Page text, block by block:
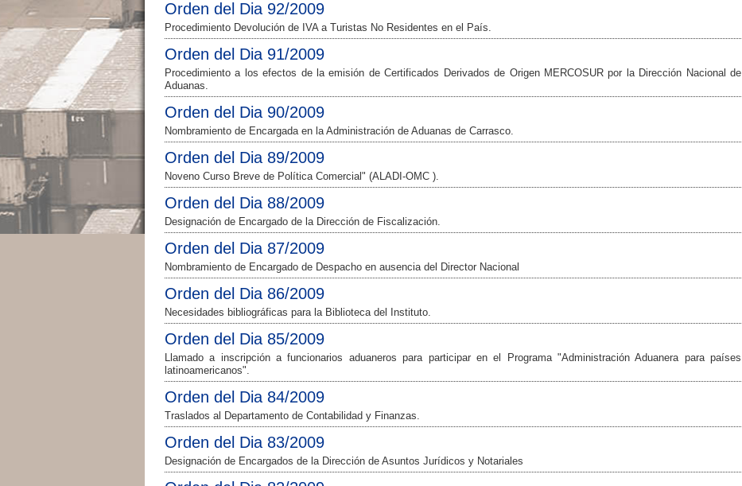
Orden del Dia 92/2009
Procedimiento Devolución de IVA a Turistas No Residentes en el País.
Orden del Dia 91/2009
Procedimiento a los efectos de la emisión de Certificados Derivados de Origen MERCOSUR por la Dirección Nacional de
Aduanas.
Orden del Dia 90/2009
Nombramiento de Encargada en la Administración de Aduanas de Carrasco.
Orden del Dia 89/2009
Noveno Curso Breve de Política Comercial" (ALADI-OMC ).
Orden del Dia 88/2009
Designación de Encargado de la Dirección de Fiscalización.
Orden del Dia 87/2009
Nombramiento de Encargado de Despacho en ausencia del Director Nacional
Orden del Dia 86/2009
Necesidades bibliográficas para la Biblioteca del Instituto.
Orden del Dia 85/2009
Llamado a inscripción a funcionarios aduaneros para participar en el Programa "Administración Aduanera para países
latinoamericanos".
Orden del Dia 84/2009
Traslados al Departamento de Contabilidad y Finanzas.
Orden del Dia 83/2009
Designación de Encargados de la Dirección de Asuntos Jurídicos y Notariales